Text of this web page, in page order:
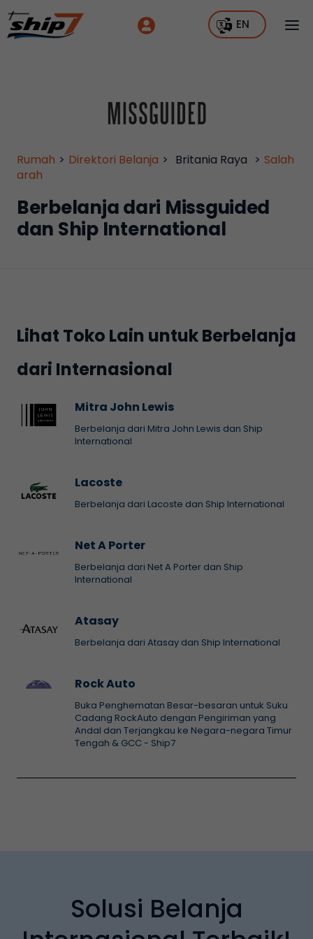
EN
Rumah > Direktori Belanja > Britania Raya > Salah
arah
Berbelanja dari Missguided
dan Ship International
Lihat Toko Lain untuk Berbelanja
dari Internasional
Mitra John Lewis
Berbelanja dari Mitra John Lewis dan Ship
International
Lacoste
Berbelanja dari Lacoste dan Ship International
Net A Porter
Berbelanja dari Net A Porter dan Ship
International
Atasay
Berbelanja dari Atasay dan Ship International
Rock Auto
Buka Penghematan Besar-besaran untuk Suku
Cadang RockAuto dengan Pengiriman yang
Andal dan Terjangkau ke Negara-negara Timur
Tengah & GCC - Ship7
Solusi Belanja